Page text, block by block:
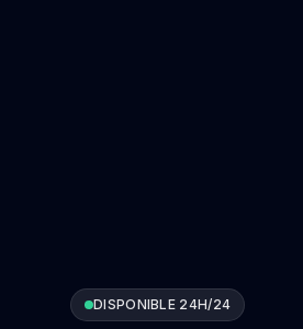
DISPONIBLE 24H/24